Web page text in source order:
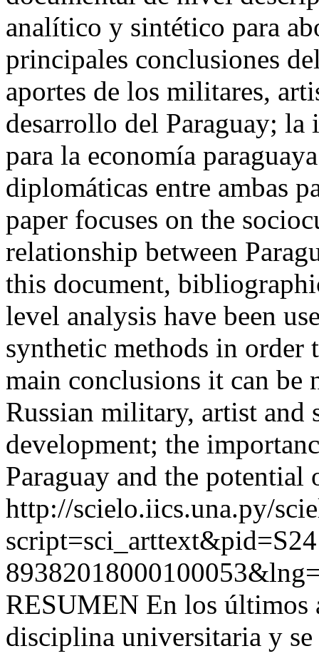
analítico y sintético para
principales conclusiones
aportes de los militares,
desarrollo del Paraguay; la
para la economía
diplomáticas entre ambas
paper focuses on the
relationship between
this document,
level analysis have been
synthetic methods in order
main conclusions it can
Russian military, artist and
development; the
Paraguay and the
http://scielo.iics.una.py/
RESUMEN En los últimos
disciplina universitaria y